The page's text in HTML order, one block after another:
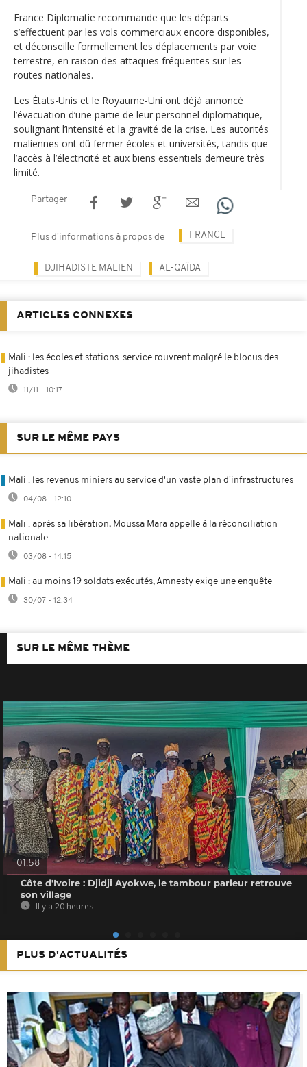
France Diplomatie recommande que les départs
s’effectuent par les vols commerciaux encore disponibles,
et déconseille formellement les déplacements par voie
terrestre, en raison des attaques fréquentes sur les
routes nationales.
Les États-Unis et le Royaume-Uni ont déjà annoncé
l’évacuation d’une partie de leur personnel diplomatique,
soulignant l’intensité et la gravité de la crise. Les autorités
maliennes ont dû fermer écoles et universités, tandis que
l’accès à l’électricité et aux biens essentiels demeure très
limité.
Partager
Plus d'informations à propos de FRANCE
DJIHADISTE MALIEN AL-QAÏDA
ARTICLES CONNEXES
Mali : les écoles et stations-service rouvrent malgré le blocus des
jihadistes
11/11 - 10:17
SUR LE MÊME PAYS
Mali : les revenus miniers au service d'un vaste plan d'infrastructures
04/08 - 12:10
Mali : après sa libération, Moussa Mara appelle à la réconciliation
nationale
03/08 - 14:15
Mali : au moins 19 soldats exécutés, Amnesty exige une enquête
30/07 - 12:34
SUR LE MÊME THÈME
01:58
Côte d'Ivoire : Djidji Ayokwe, le tambour parleur retrouve
son village
Il y a 20 heures
PLUS D'ACTUALITÉS